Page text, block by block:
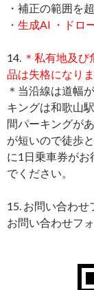
・補正の範囲を
・生成AI ・ドロ
14. ＊私有地及
品は失格になりま
＊当沿線は道幅
キングは和歌山
間パーキングが
が短いので徒歩
に1日乗車券がお
でください。
15. お問い合わ
お問い合わせフ